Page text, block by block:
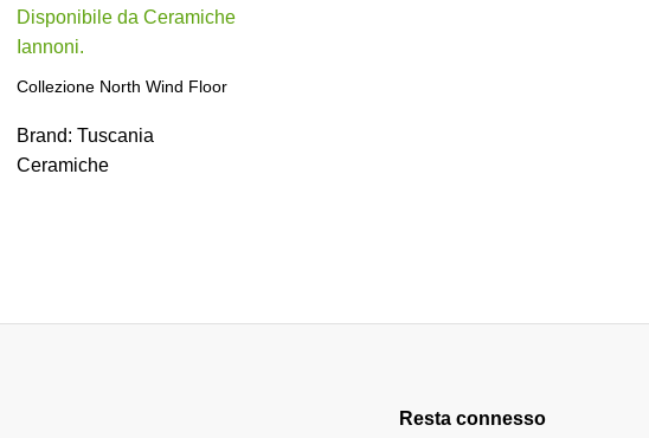
Collezione North Wind Floor
Brand: Tuscania
Ceramiche
Resta connesso